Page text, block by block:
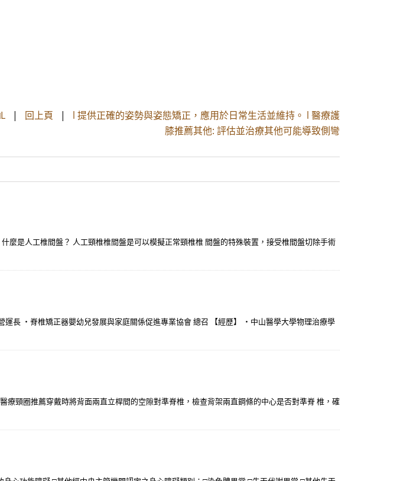
| 回上頁 | l 提供正確的姿勢與姿態矯正，應用於日常生活並維持。 l 醫療護
膝推薦其他: 評估並治療其他可能導致側彎
是人工椎間盤？ 人工頸椎椎間盤是可以模擬正常頸椎椎 間盤的特殊裝置，接受椎間盤切除手術
長 ・脊椎矯正器嬰幼兒發展與家庭關係促進專業協會 總召 【經歷】 ・中山醫學大學物理治療學
頸圈推薦穿戴時將背面兩直立桿間的空隙對準脊椎，檢查背架兩直鋼條的中心是否對準脊 椎，確